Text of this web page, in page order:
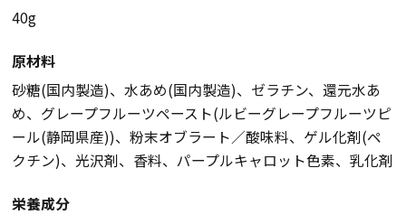
40g
原材料
砂糖(国内製造)、水あめ(国内製造)、ゼラチン、還元水あ
め、グレープフルーツペースト(ルビーグレープフルーツピ
ール(静岡県産))、粉末オブラート／酸味料、ゲル化剤(ペ
クチン)、光沢剤、香料、パープルキャロット色素、乳化剤
栄養成分